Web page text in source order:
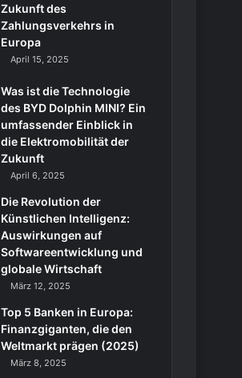
Zukunft des
Zahlungsverkehrs in
Europa
April 15, 2025
Was ist die Technologie
des BYD Dolphin MINI? Ein
umfassender Einblick in
die Elektromobilität der
Zukunft
April 6, 2025
Die Revolution der
Künstlichen Intelligenz:
Auswirkungen auf
Softwareentwicklung und
globale Wirtschaft
März 12, 2025
Top 5 Banken in Europa:
Finanzgiganten, die den
Weltmarkt prägen (2025)
März 8, 2025